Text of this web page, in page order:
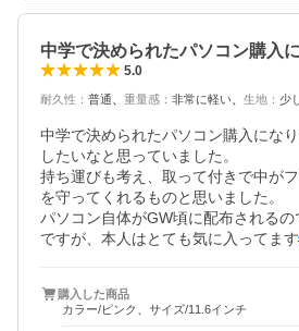
中学で決められたパソコン購入
5.0
耐久性 ： 普通 重量感 ： 非常に軽い 生地 ： 少
中学で決められたパソコン購入にな
したいなと思っていました。
持ち運びも考え、取って付きで中が
を守ってくれるものと思いました。
パソコン自体がGW頃に配布される
ですが、本人はとても気に入ってま
のでちゃんと入るか少し不安ですが
て使いたいなと思ってます。
購入した商品
カラー/ピンク、サイズ/11.6インチ